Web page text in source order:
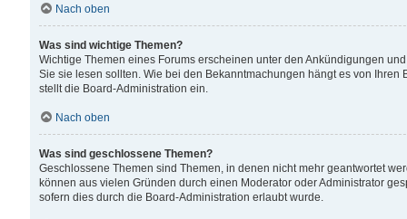
Nach oben
Was sind wichtige Themen?
Wichtige Themen eines Forums erscheinen unter den Ankündigungen
Sie sie lesen sollten. Wie bei den Bekanntmachungen hängt es von
stellt die Board-Administration ein.
Nach oben
Was sind geschlossene Themen?
Geschlossene Themen sind Themen, in denen nicht mehr geantwortet
können aus vielen Gründen durch einen Moderator oder Administrator
sofern dies durch die Board-Administration erlaubt wurde.